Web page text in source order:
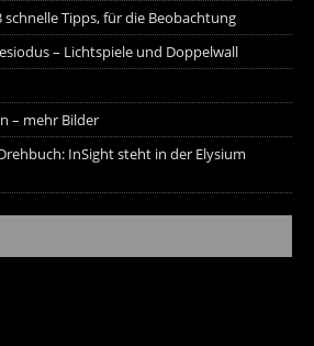
Tipps, für die Beobachtung
– Lichtspiele und Doppelwall
– mehr Bilder
InSight steht in der Elysium